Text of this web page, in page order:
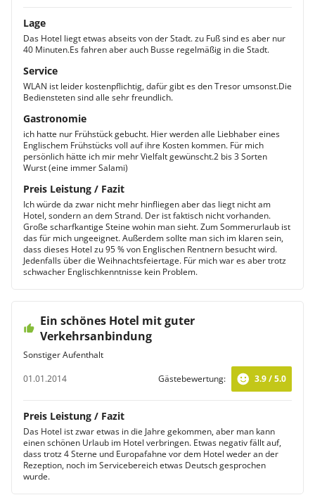
Lage
Das Hotel liegt etwas abseits von der Stadt. zu Fuß sind es aber nur
40 Minuten.Es fahren aber auch Busse regelmäßig in die Stadt.
Service
WLAN ist leider kostenpflichtig, dafür gibt es den Tresor umsonst.Die
Bediensteten sind alle sehr freundlich.
Gastronomie
ich hatte nur Frühstück gebucht. Hier werden alle Liebhaber eines
Englischem Frühstücks voll auf ihre Kosten kommen. Für mich
persönlich hätte ich mir mehr Vielfalt gewünscht.2 bis 3 Sorten
Wurst (eine immer Salami)
Preis Leistung / Fazit
Ich würde da zwar nicht mehr hinfliegen aber das liegt nicht am
Hotel, sondern an dem Strand. Der ist faktisch nicht vorhanden.
Große scharfkantige Steine wohin man sieht. Zum Sommerurlaub ist
das für mich ungeeignet. Außerdem sollte man sich im klaren sein,
dass dieses Hotel zu 95 % von Englischen Rentnern besucht wird.
Jedenfalls über die Weihnachtsfeiertage. Für mich war es aber trotz
schwacher Englischkenntnisse kein Problem.
Ein schönes Hotel mit guter
Verkehrsanbindung
Sonstiger Aufenthalt
01.01.2014
Gästebewertung: 3.9 / 5.0
Preis Leistung / Fazit
Das Hotel ist zwar etwas in die Jahre gekommen, aber man kann
einen schönen Urlaub im Hotel verbringen. Etwas negativ fällt auf,
dass trotz 4 Sterne und Europafahne vor dem Hotel weder an der
Rezeption, noch im Servicebereich etwas Deutsch gesprochen
wurde.